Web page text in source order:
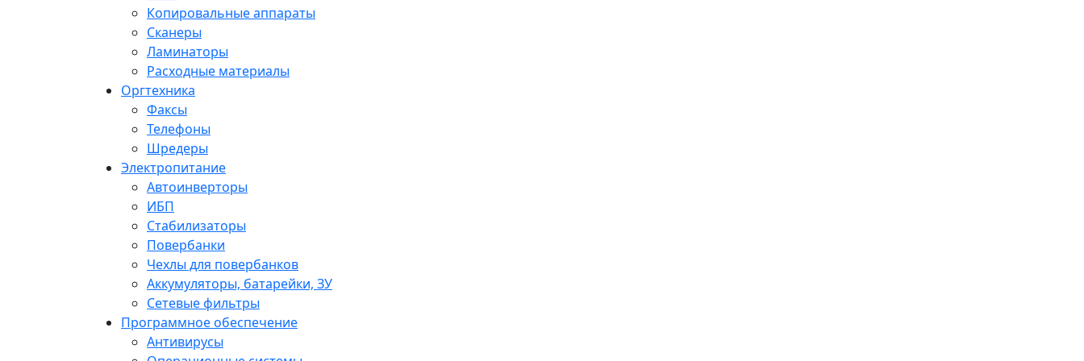
Копировальные аппараты
Сканеры
Ламинаторы
Расходные материалы
Оргтехника
Факсы
Телефоны
Шредеры
Электропитание
Автоинверторы
ИБП
Стабилизаторы
Повербанки
Чехлы для повербанков
Аккумуляторы, батарейки, ЗУ
Сетевые фильтры
Программное обеспечение
Антивирусы